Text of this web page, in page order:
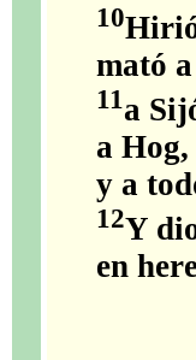
10
mató
11a
a
y a
12Y
en